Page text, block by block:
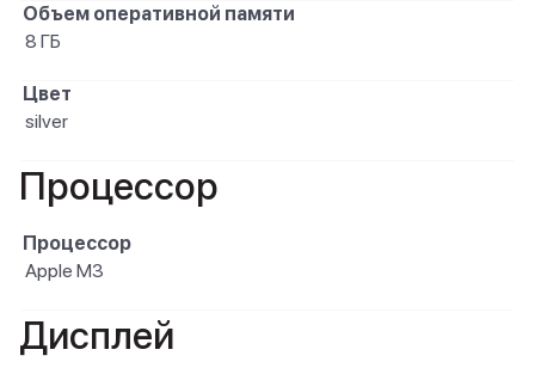
Объем оперативной памяти
8 ГБ
Цвет
silver
Процессор
Процессор
Apple M3
Дисплей